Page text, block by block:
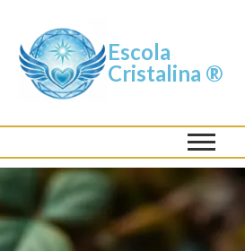
Escola
Cristalina ®